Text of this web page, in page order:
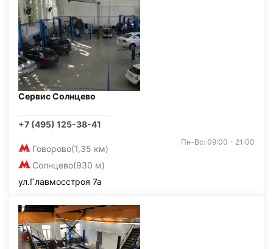
Сервис Солнцево
+7 (495) 125-38-41
Говорово(1,35 км)
Солнцево(930 м)
Пн-Вс: 09:00 - 21:00
ул.Главмосстроя 7а